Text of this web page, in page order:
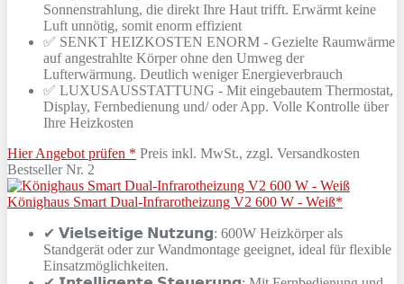
Sonnenstrahlung, die direkt Ihre Haut trifft. Erwärmt keine
Luft unnötig, somit enorm effizient
✅ SENKT HEIZKOSTEN ENORM - Gezielte Raumwärme
auf angestrahlte Körper ohne den Umweg der
Lufterwärmung. Deutlich weniger Energieverbrauch
✅ LUXUSAUSSTATTUNG - Mit eingebautem Thermostat,
Display, Fernbedienung und/ oder App. Volle Kontrolle über
Ihre Heizkosten
Hier Angebot prüfen * Preis inkl. MwSt., zzgl. Versandkosten
Bestseller Nr. 2
Könighaus Smart Dual-Infrarotheizung V2 600 W - Weiß*
✔ 𝗩𝗶𝗲𝗹𝘀𝗲𝗶𝘁𝗶𝗴𝗲 𝗡𝘂𝘁𝘇𝘂𝗻𝗴: 600W Heizkörper als
Standgerät oder zur Wandmontage geeignet, ideal für flexible
Einsatzmöglichkeiten.